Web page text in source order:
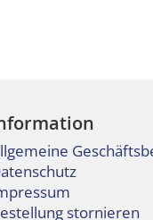
stornieren